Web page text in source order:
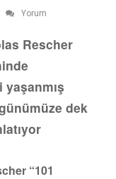
Yorum
Rescher
dek
“101